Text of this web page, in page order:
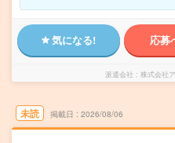
気になる! 応募
派遣会社 株式会社
未読 掲載日 2026/08/06